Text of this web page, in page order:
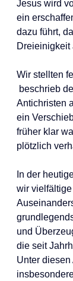
Jesus wird
ein
dazu führt,
Dreieinigkeit
Wir stellten
beschrieb
Antichristen
ein
früher klar
plötzlich
In der
wir
und
die seit
Unter diesen